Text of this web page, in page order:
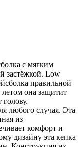
с мягким
застёжкой. Low
правильной
она защитит
любого случая. Эта
из
комфорт и
дизайну эта кепка